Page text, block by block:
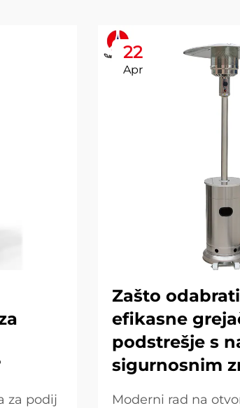
za podij
22
Apr
Zašto
efikasne
podstrešje s
sigurnosnim
Moderni rad na